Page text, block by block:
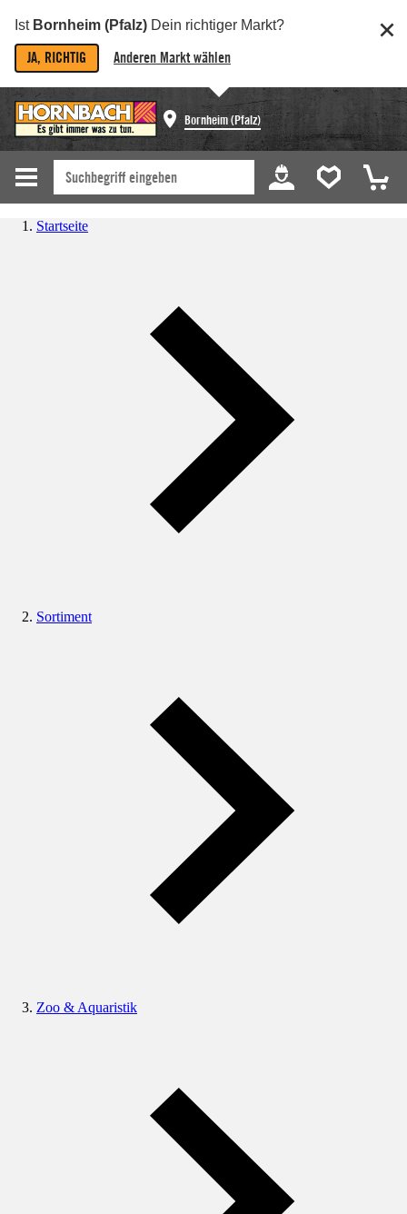
Ist Bornheim (Pfalz) Dein richtiger Markt?
JA, RICHTIG Anderen Markt wählen
Bornheim (Pfalz)
Startseite
Sortiment
Zoo & Aquaristik